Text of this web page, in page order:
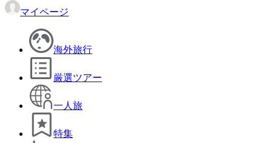
マイページ
海外旅行
厳選ツアー
一人旅
特集